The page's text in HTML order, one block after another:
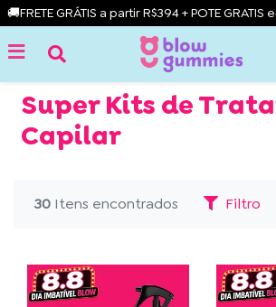
🚚FRETE GRÁTIS a partir R$394 + POTE
Super Kits de
Capilar
30 Itens encontrados Filtro